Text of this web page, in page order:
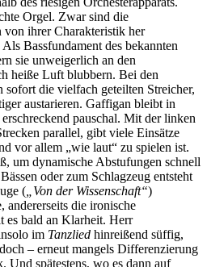
Orgel. Zwar sind die
ihrer Charakteristik her
Bassfundament des bekannten
sie unweigerlich an den
heiße Luft blubbern. Bei den
sofort die vielfach geteilten Streicher,
austarieren. Gaffigan bleibt in
pauschal. Mit der linken
parallel, gibt viele Einsätze
vor allem „wie laut“ zu spielen ist.
um dynamische Abstufungen schnell
oder zum Schlagzeug entsteht
( „Von der Wissenschaft“)
andererseits die ironische
es bald an Klarheit. Herr
im Tanzlied hinreißend süffig,
– erneut mangels Differenzierung
Und spätestens, wo es dann auf